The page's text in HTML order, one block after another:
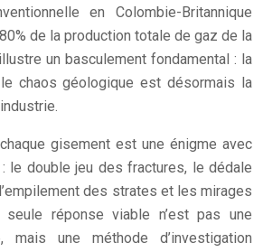
en Colombie-Britannique
de la production totale de gaz de la
un basculement fondamental : la
chaos géologique est désormais la
gisement est une énigme avec
le double jeu des fractures, le dédale
des strates et les mirages
réponse viable n’est pas une
mais une méthode d’investigation